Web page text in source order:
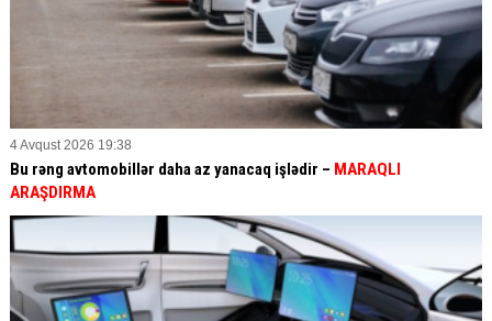
4 Avqust 2026 19:38
Bu rəng avtomobillər daha az yanacaq işlədir – MARAQLI
ARAŞDIRMA